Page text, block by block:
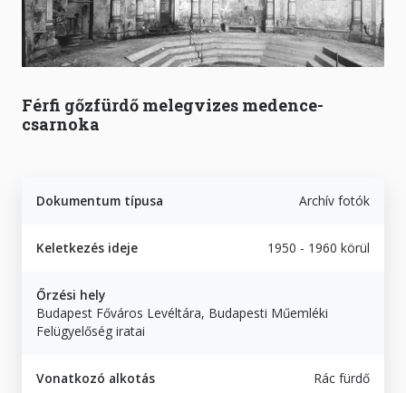
Férfi gőzfürdő melegvizes medence-
csarnoka
Dokumentum típusa Archív fotók
Keletkezés ideje 1950 - 1960 körül
Őrzési hely
Budapest Főváros Levéltára, Budapesti Műemléki
Felügyelőség iratai
Vonatkozó alkotás Rác fürdő